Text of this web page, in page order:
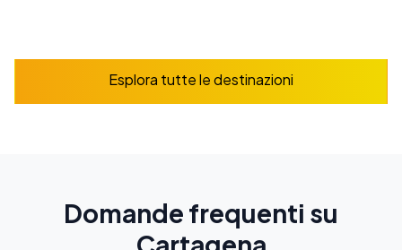
Esplora tutte le destinazioni
Domande frequenti su